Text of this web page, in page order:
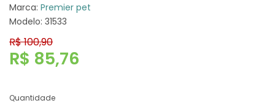
Marca: Premier pet
Modelo: 31533
R$ 100,90
R$ 85,76
Quantidade